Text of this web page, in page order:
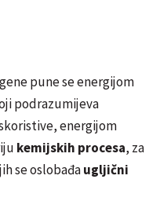
pune se energijom
podrazumijeva
energijom
kemijskih procesa, za
se oslobađaugljični